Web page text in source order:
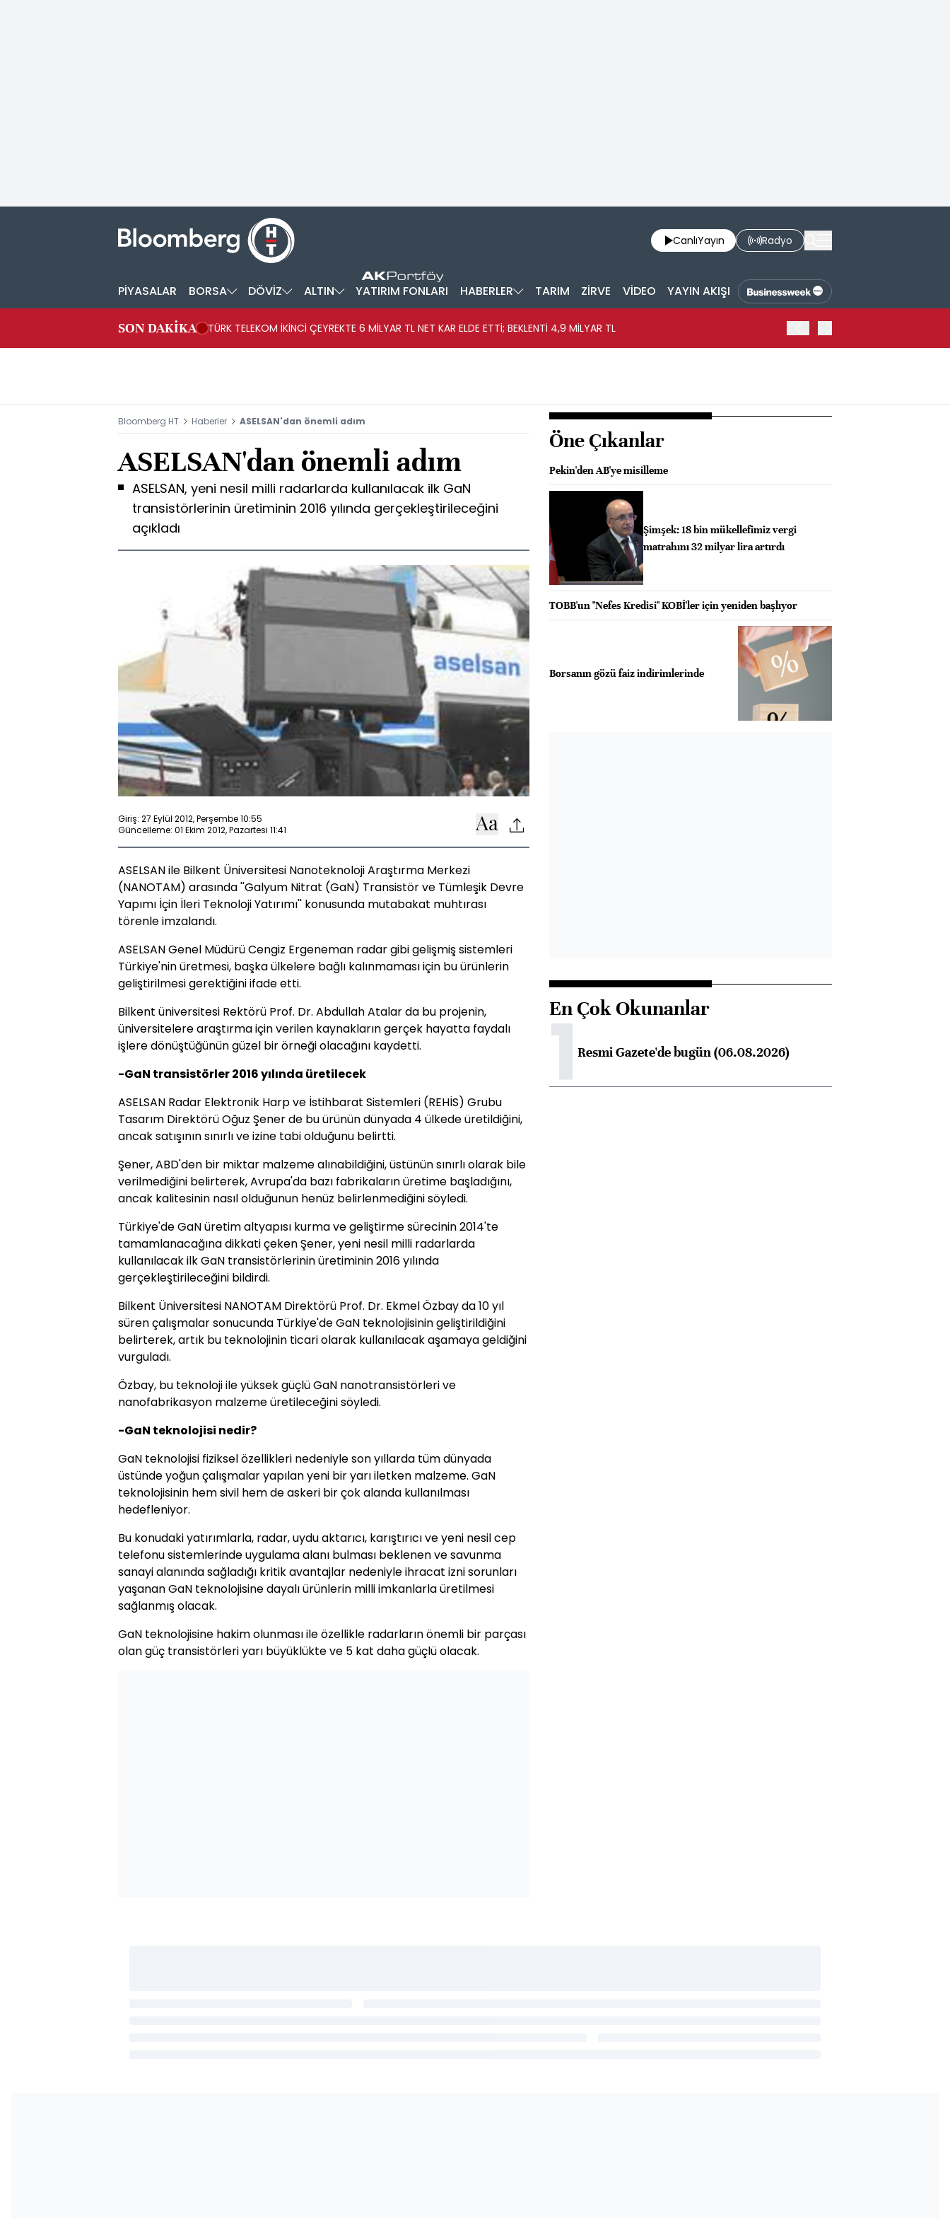
CanlıYayın Radyo
PİYASALAR BORSA DÖVİZ ALTIN YATIRIM FONLARI HABERLER TARIM ZİRVE VİDEO YAYIN AKIŞI
SON DAKİKA TÜRK TELEKOM İKİNCİ ÇEYREKTE 6 MİLYAR TL NET KAR ELDE ETTİ; BEKLENTİ 4,9 MİLYAR TL
Bloomberg HT Haberler ASELSAN'dan önemli adım
ASELSAN'dan önemli adım
ASELSAN, yeni nesil milli radarlarda kullanılacak ilk GaN
transistörlerinin üretiminin 2016 yılında gerçekleştirileceğini
açıkladı
Giriş: 27 Eylül 2012, Perşembe 10:55
Güncelleme: 01 Ekim 2012, Pazartesi 11:41
ASELSAN ile Bilkent Üniversitesi Nanoteknoloji Araştırma Merkezi
(NANOTAM) arasında ''Galyum Nitrat (GaN) Transistör ve Tümleşik Devre
Yapımı İçin İleri Teknoloji Yatırımı'' konusunda mutabakat muhtırası
törenle imzalandı.
ASELSAN Genel Müdürü Cengiz Ergeneman radar gibi gelişmiş sistemleri
Türkiye'nin üretmesi, başka ülkelere bağlı kalınmaması için bu ürünlerin
geliştirilmesi gerektiğini ifade etti.
Bilkent üniversitesi Rektörü Prof. Dr. Abdullah Atalar da bu projenin,
üniversitelere araştırma için verilen kaynakların gerçek hayatta faydalı
işlere dönüştüğünün güzel bir örneği olacağını kaydetti.
-GaN transistörler 2016 yılında üretilecek
ASELSAN Radar Elektronik Harp ve İstihbarat Sistemleri (REHİS) Grubu
Tasarım Direktörü Oğuz Şener de bu ürünün dünyada 4 ülkede üretildiğini,
ancak satışının sınırlı ve izine tabi olduğunu belirtti.
Şener, ABD'den bir miktar malzeme alınabildiğini, üstünün sınırlı olarak bile
verilmediğini belirterek, Avrupa'da bazı fabrikaların üretime başladığını,
ancak kalitesinin nasıl olduğunun henüz belirlenmediğini söyledi.
Türkiye'de GaN üretim altyapısı kurma ve geliştirme sürecinin 2014'te
tamamlanacağına dikkati çeken Şener, yeni nesil milli radarlarda
kullanılacak ilk GaN transistörlerinin üretiminin 2016 yılında
gerçekleştirileceğini bildirdi.
Bilkent Üniversitesi NANOTAM Direktörü Prof. Dr. Ekmel Özbay da 10 yıl
süren çalışmalar sonucunda Türkiye'de GaN teknolojisinin geliştirildiğini
belirterek, artık bu teknolojinin ticari olarak kullanılacak aşamaya geldiğini
vurguladı.
Özbay, bu teknoloji ile yüksek güçlü GaN nanotransistörleri ve
nanofabrikasyon malzeme üretileceğini söyledi.
-GaN teknolojisi nedir?
GaN teknolojisi fiziksel özellikleri nedeniyle son yıllarda tüm dünyada
üstünde yoğun çalışmalar yapılan yeni bir yarı iletken malzeme. GaN
teknolojisinin hem sivil hem de askeri bir çok alanda kullanılması
hedefleniyor.
Bu konudaki yatırımlarla, radar, uydu aktarıcı, karıştırıcı ve yeni nesil cep
telefonu sistemlerinde uygulama alanı bulması beklenen ve savunma
sanayi alanında sağladığı kritik avantajlar nedeniyle ihracat izni sorunları
yaşanan GaN teknolojisine dayalı ürünlerin milli imkanlarla üretilmesi
sağlanmış olacak.
GaN teknolojisine hakim olunması ile özellikle radarların önemli bir parçası
olan güç transistörleri yarı büyüklükte ve 5 kat daha güçlü olacak.
Öne Çıkanlar
Pekin'den AB'ye misilleme
Şimşek: 18 bin mükellefimiz vergi
matrahını 32 milyar lira artırdı
TOBB'un "Nefes Kredisi" KOBİ'ler için yeniden başlıyor
Borsanın gözü faiz indirimlerinde
En Çok Okunanlar
1Resmi Gazete'de bugün (06.08.2026)